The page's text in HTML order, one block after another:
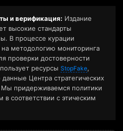
и верификация: Издание
высокие стандарты
В процессе курации
методологию мониторинга
проверки достоверности
ресурсы StopFake,
Центра стратегических
придерживаемся политики
в соответствии с этическим